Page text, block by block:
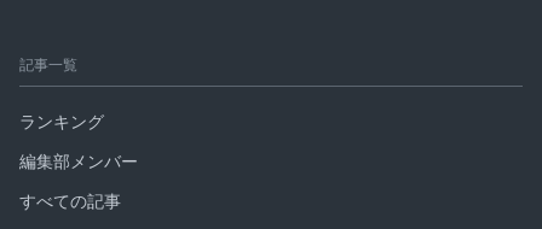
記事一覧
ランキング
編集部メンバー
すべての記事